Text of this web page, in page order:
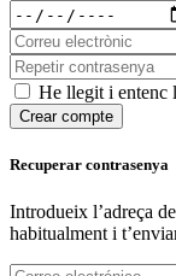
He llegit i entenc
Crear compte
Recuperar contrasenya
Introdueix l’adreça
habitualment i